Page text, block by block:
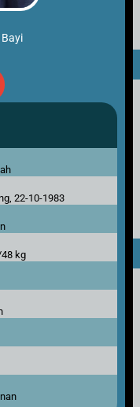
Bayi
22-10-1983
kg